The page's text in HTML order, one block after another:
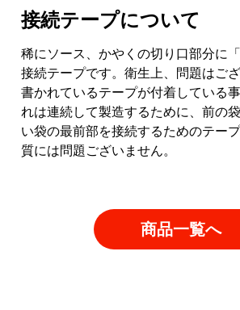
接続テープについて
稀にソース、かやくの切り口部分に
接続テープです。衛生上、問題はご
書かれているテープが付着している
れは連続して製造するために、前の
い袋の最前部を接続するためのテー
質には問題ございません。
商品一覧へ